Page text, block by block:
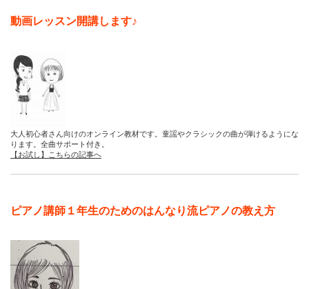
動画レッスン開講します♪
大人初心者さん向けのオンライン教材です。童謡やクラシックの曲が弾けるようにな
ります。全曲サポート付き。
【お試し】こちらの記事へ
ピアノ講師１年生のためのはんなり流ピアノの教え方